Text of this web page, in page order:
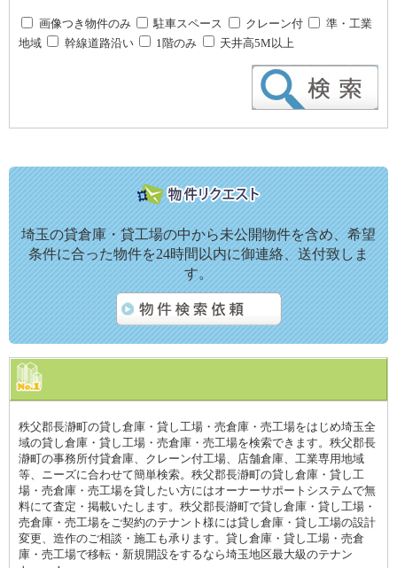
画像つき物件のみ 駐車スペース クレーン付
準・工業
地域
幹線道路沿い 1階のみ 天井高5M以上
埼玉の貸倉庫・貸工場の中から未公開物件を含め、希望
条件に合った物件を24時間以内に御連絡、送付致しま
す。
秩父郡長瀞町の貸し倉庫・貸し工場・売倉庫・売工場をはじめ埼玉全
域の貸し倉庫・貸し工場・売倉庫・売工場を検索できます。秩父郡長
瀞町の事務所付貸倉庫、クレーン付工場、店舗倉庫、工業専用地域
等、ニーズに合わせて簡単検索。秩父郡長瀞町の貸し倉庫・貸し工
場・売倉庫・売工場を貸したい方にはオーナーサポートシステムで無
料にて査定・掲載いたします。秩父郡長瀞町で貸し倉庫・貸し工場・
売倉庫・売工場をご契約のテナント様には貸し倉庫・貸し工場の設計
変更、造作のご相談・施工も承ります。貸し倉庫・貸し工場・売倉
庫・売工場で移転・新規開設をするなら埼玉地区最大級のテナン